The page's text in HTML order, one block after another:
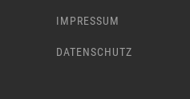
IMPRESSUM
DATENSCHUTZ